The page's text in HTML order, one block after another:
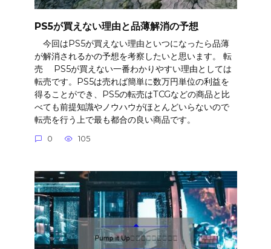
PS5が買えない理由と品薄解消の予想
今回はPS5が買えない理由といつになったら品薄
が解消されるかの予想を考察したいと思います。 転
売 PS5が買えない一番わかりやすい理由としては
転売です。PS5は売れば簡単に数万円単位の利益を
得ることができ、PS5の転売はTCGなどの商品と比
べても前提知識やノウハウがほとんどいらないので
転売を行う上で最も都合の良い商品です。
0 105